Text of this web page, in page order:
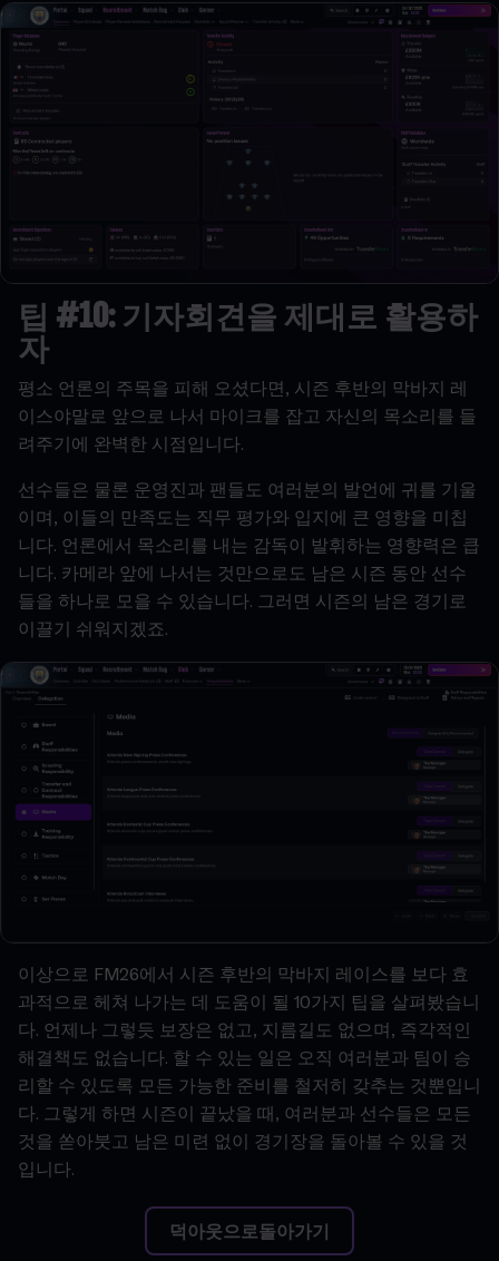
팁 #10: 기자회견을 제대로 활용하
자
평소 언론의 주목을 피해 오셨다면, 시즌 후반의 막바지 레
이스야말로 앞으로 나서 마이크를 잡고 자신의 목소리를 들
려주기에 완벽한 시점입니다.
선수들은 물론 운영진과 팬들도 여러분의 발언에 귀를 기울
이며, 이들의 만족도는 직무 평가와 입지에 큰 영향을 미칩
니다. 언론에서 목소리를 내는 감독이 발휘하는 영향력은 큽
니다. 카메라 앞에 나서는 것만으로도 남은 시즌 동안 선수
들을 하나로 모을 수 있습니다. 그러면 시즌의 남은 경기로
이끌기 쉬워지겠죠.
이상으로 FM26에서 시즌 후반의 막바지 레이스를 보다 효
과적으로 헤쳐 나가는 데 도움이 될 10가지 팁을 살펴봤습니
다. 언제나 그렇듯 보장은 없고, 지름길도 없으며, 즉각적인
해결책도 없습니다. 할 수 있는 일은 오직 여러분과 팀이 승
리할 수 있도록 모든 가능한 준비를 철저히 갖추는 것뿐입니
다. 그렇게 하면 시즌이 끝났을 때, 여러분과 선수들은 모든
것을 쏟아붓고 남은 미련 없이 경기장을 돌아볼 수 있을 것
입니다.
덕아웃으로돌아가기